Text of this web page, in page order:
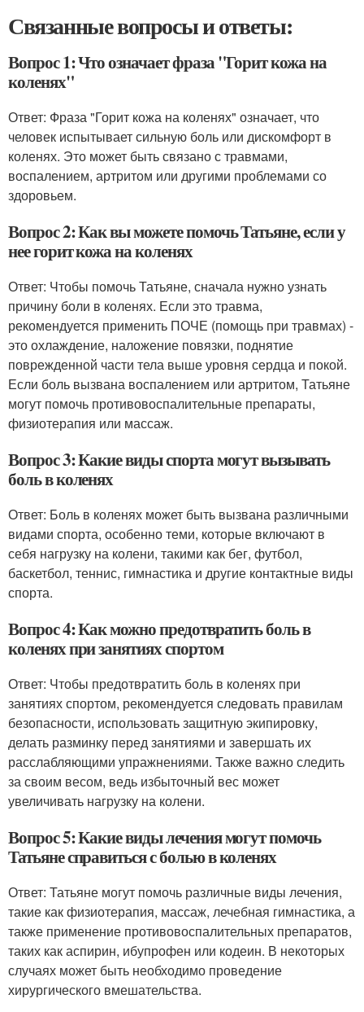
Связанные вопросы и ответы:
Вопрос 1: Что означает фраза "Горит кожа на
коленях"
Ответ: Фраза "Горит кожа на коленях" означает, что
человек испытывает сильную боль или дискомфорт в
коленях. Это может быть связано с травмами,
воспалением, артритом или другими проблемами со
здоровьем.
Вопрос 2: Как вы можете помочь Татьяне, если у
нее горит кожа на коленях
Ответ: Чтобы помочь Татьяне, сначала нужно узнать
причину боли в коленях. Если это травма,
рекомендуется применить ПОЧЕ (помощь при травмах) -
это охлаждение, наложение повязки, поднятие
поврежденной части тела выше уровня сердца и покой.
Если боль вызвана воспалением или артритом, Татьяне
могут помочь противовоспалительные препараты,
физиотерапия или массаж.
Вопрос 3: Какие виды спорта могут вызывать
боль в коленях
Ответ: Боль в коленях может быть вызвана различными
видами спорта, особенно теми, которые включают в
себя нагрузку на колени, такими как бег, футбол,
баскетбол, теннис, гимнастика и другие контактные виды
спорта.
Вопрос 4: Как можно предотвратить боль в
коленях при занятиях спортом
Ответ: Чтобы предотвратить боль в коленях при
занятиях спортом, рекомендуется следовать правилам
безопасности, использовать защитную экипировку,
делать разминку перед занятиями и завершать их
расслабляющими упражнениями. Также важно следить
за своим весом, ведь избыточный вес может
увеличивать нагрузку на колени.
Вопрос 5: Какие виды лечения могут помочь
Татьяне справиться с болью в коленях
Ответ: Татьяне могут помочь различные виды лечения,
такие как физиотерапия, массаж, лечебная гимнастика, а
также применение противовоспалительных препаратов,
таких как аспирин, ибупрофен или кодеин. В некоторых
случаях может быть необходимо проведение
хирургического вмешательства.